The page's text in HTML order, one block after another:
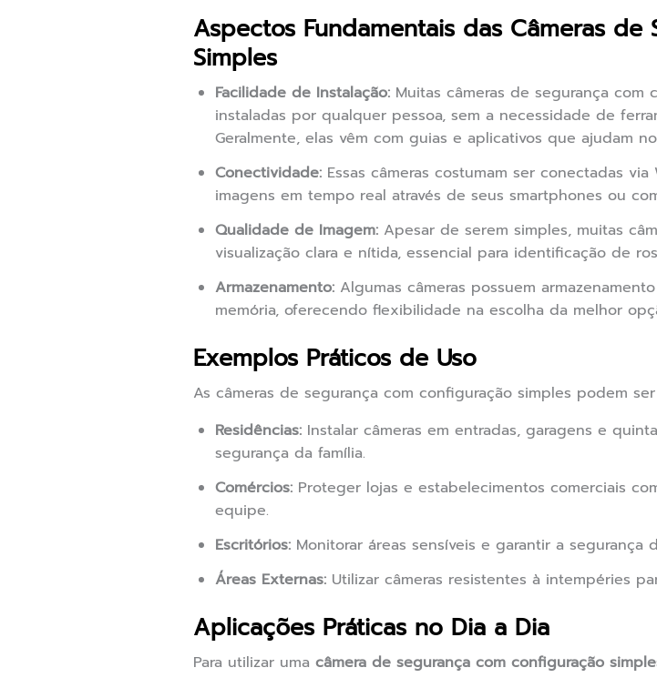
Aspectos Fundamentais das Câmeras
Simples
Facilidade de Instalação: Muitas câmeras de segurança com
instaladas por qualquer pessoa, sem a necessidade de
Geralmente, elas vêm com guias e aplicativos que ajudam
Conectividade: Essas câmeras costumam ser conectadas
imagens em tempo real através de seus smartphones ou
Qualidade de Imagem: Apesar de serem simples, muitas
visualização clara e nítida, essencial para identificação de
Armazenamento: Algumas câmeras possuem
memória, oferecendo flexibilidade na escolha da melhor
Exemplos Práticos de Uso
As câmeras de segurança com configuração simples podem
Residências: Instalar câmeras em entradas, garagens e
segurança da família.
Comércios: Proteger lojas e estabelecimentos comerciais
equipe.
Escritórios: Monitorar áreas sensíveis e garantir a segurança
Áreas Externas: Utilizar câmeras resistentes à intempéries
Aplicações Práticas no Dia a Dia
Para utilizar uma câmera de segurança com configuração